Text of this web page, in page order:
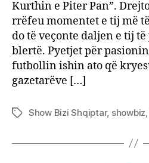
Kurthin e Piter Pan”.
rrëfeu momentet e tij më
do të veçonte daljen e tij
blertë. Pyetjet për
futbollin ishin ato që
gazetarëve […]
TagsShow Bizi Shqiptar, showbiz